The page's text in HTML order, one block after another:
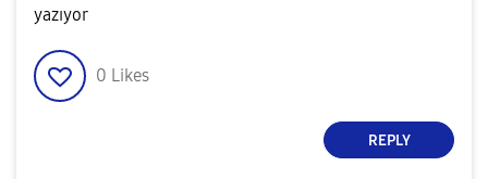
yazıyor
0 Likes
REPLY